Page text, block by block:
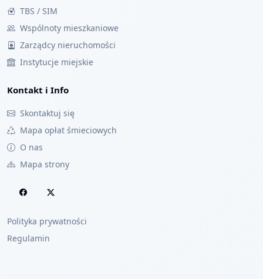
TBS / SIM
Wspólnoty mieszkaniowe
Zarządcy nieruchomości
Instytucje miejskie
Kontakt i Info
Skontaktuj się
Mapa opłat śmieciowych
O nas
Mapa strony
Polityka prywatności
Regulamin